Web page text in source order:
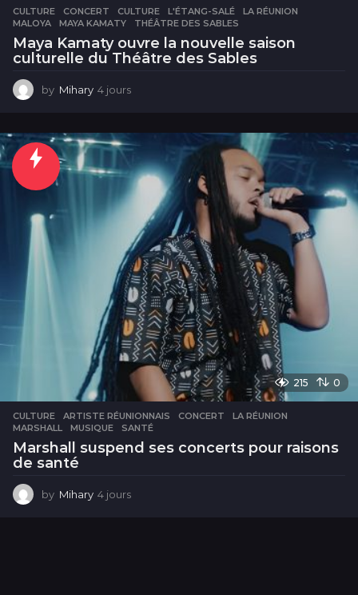
CULTURE CONCERT ,CULTURE ,L'ÉTANG-SALÉ ,LA RÉUNION
MALOYA
,MAYA KAMATY ,THÉÂTRE DES SABLES
Maya Kamaty ouvre la nouvelle saison
culturelle du Théâtre des Sables
by Mihary 4 jours
u
r
s
215 0
CULTURE ARTISTE RÉUNIONNAIS ,CONCERT ,LA RÉUNION
MARSHALL
,MUSIQUE ,SANTÉ
Marshall suspend ses concerts pour raisons
de santé
by Mihary 4 jours